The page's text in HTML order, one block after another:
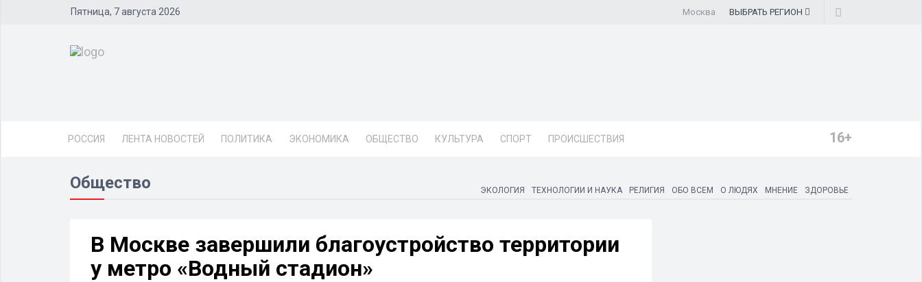
Пятница, 7 августа 2026 Москва ВЫБРАТЬ РЕГИОН
РОССИЯ ЛЕНТА НОВОСТЕЙ ПОЛИТИКА ЭКОНОМИКА ОБЩЕСТВО КУЛЬТУРА СПОРТ ПРОИСШЕСТВИЯ 16+
Общество ЭКОЛОГИЯ ТЕХНОЛОГИИ И НАУКА РЕЛИГИЯ ОБО ВСЕМ О ЛЮДЯХ МНЕНИЕ ЗДОРОВЬЕ
В Москве завершили благоустройство территории
у метро «Водный стадион»